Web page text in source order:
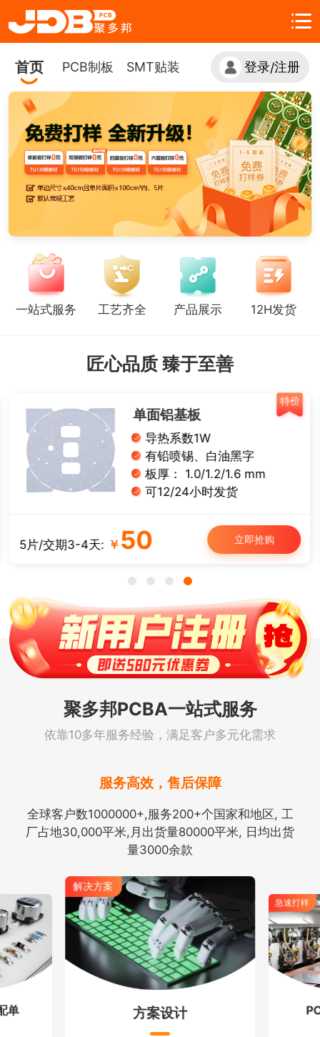
首页 PCB制板 SMT贴装 登录/注册
一站式服务 工艺齐全 产品展示 12H发货
匠心品质 臻于至善
特价
单面铝基板
导热系数1W
有铅喷锡、白油黑字
板厚： 1.0/1.2/1.6 mm
可12/24小时发货
5片/交期3-4天:￥ 50 立即抢购
聚多邦PCBA一站式服务
依靠10多年服务经验，满足客户多元化需求
服务高效，售后保障
全球客户数1000000+,服务200+个国家和地区, 工
厂占地30,000平米,月出货量80000平米, 日均出货
量3000余款
单
解决方案
方案设计
急速打样